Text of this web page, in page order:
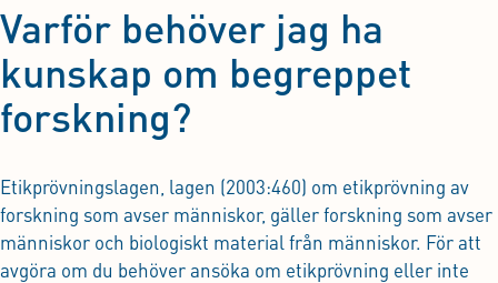
Varför behöver jag ha
kunskap om begreppet
forskning?
Etikprövningslagen, lagen (2003:460) om etikprövning av
forskning som avser människor, gäller forskning som avser
människor och biologiskt material från människor. För att
avgöra om du behöver ansöka om etikprövning eller inte